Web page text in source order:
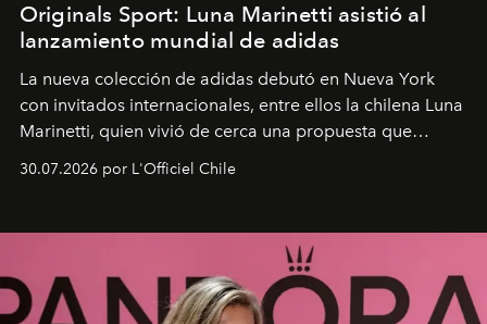
Originals Sport: Luna Marinetti asistió al
lanzamiento mundial de adidas
La nueva colección de adidas debutó en Nueva York
con invitados internacionales, entre ellos la chilena Luna
Marinetti, quien vivió de cerca una propuesta que
fusiona moda y rendimiento.
30.07.2026 por L'Officiel Chile